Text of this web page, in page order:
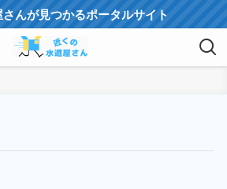
んが見つかるポータルサイト